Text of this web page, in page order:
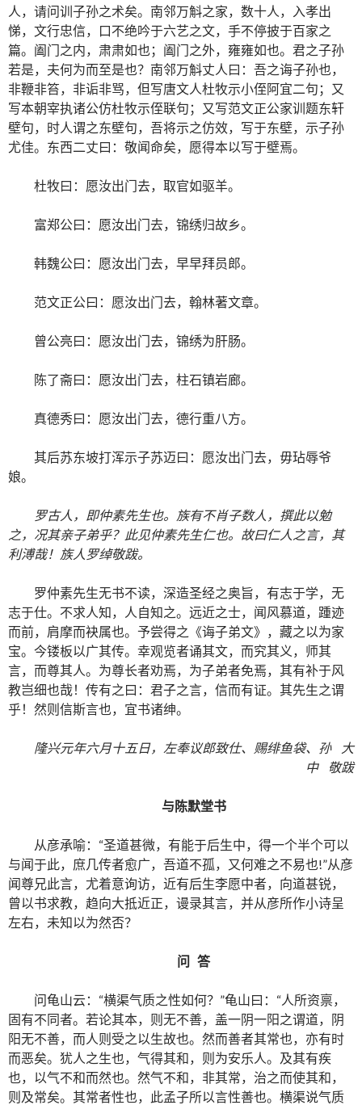
人，请问训子孙之术矣。南邻万斛之家，数十人，入孝出
悌，文行忠信，口不绝吟于六艺之文，手不停披于百家之
篇。阖门之内，肃肃如也；阖门之外，雍雍如也。君之子孙
若是，夫何为而至是也？南邻万斛丈人曰：吾之诲子孙也，
非鞭非笞，非诟非骂，但写唐文人杜牧示小侄阿宜二句；又
写本朝宰执诸公仿杜牧示侄联句；又写范文正公家训题东轩
壁句，时人谓之东壁句，吾将示之仿效，写于东壁，示子孙
尤佳。东西二丈曰：敬闻命矣，愿得本以写于壁焉。
杜牧曰：愿汝出门去，取官如驱羊。
富郑公曰：愿汝出门去，锦绣归故乡。
韩魏公曰：愿汝出门去，早早拜员郎。
范文正公曰：愿汝出门去，翰林著文章。
曾公亮曰：愿汝出门去，锦绣为肝肠。
陈了斋曰：愿汝出门去，柱石镇岩廊。
真德秀曰：愿汝出门去，德行重八方。
其后苏东坡打浑示子苏迈曰：愿汝出门去，毋玷辱爷
娘。
罗古人，即仲素先生也。族有不肖子数人，撰此以勉
之，况其亲子弟乎？此见仲素先生仁也。故曰仁人之言，其
利溥哉！族人罗绰敬跋。
罗仲素先生无书不读，深造圣经之奥旨，有志于学，无
志于仕。不求人知，人自知之。远近之士，闻风慕道，踵迹
而前，肩摩而袂属也。予尝得之《诲子弟文》，藏之以为家
宝。今镂板以广其传。幸观览者诵其文，而究其义，师其
言，而尊其人。为尊长者劝焉，为子弟者免焉，其有补于风
教岂细也哉！传有之曰：君子之言，信而有证。其先生之谓
乎！然则信斯言也，宜书诸绅。
隆兴元年六月十五日，左奉议郎致仕、赐绯鱼袋、孙 大
中 敬跋
与陈默堂书
从彦承喻：“圣道甚微，有能于后生中，得一个半个可以
与闻于此，庶几传者愈广，吾道不孤，又何难之不易也!”从彦
闻尊兄此言，尤着意询访，近有后生李愿中者，向道甚锐，
曾以书求教，趋向大抵近正，谩录其言，并从彦所作小诗呈
左右，未知以为然否？
问 答
问龟山云：“横渠气质之性如何？”龟山曰：“人所资禀，
固有不同者。若论其本，则无不善，盖一阴一阳之谓道，阴
阳无不善，而人则受之以生故也。然而善者其常也，亦有时
而恶矣。犹人之生也，气得其和，则为安乐人。及其有疾
也，以气不和而然也。然气不和，非其常，治之而使其和，
则及常矣。其常者性也，此孟子所以言性善也。横渠说气质